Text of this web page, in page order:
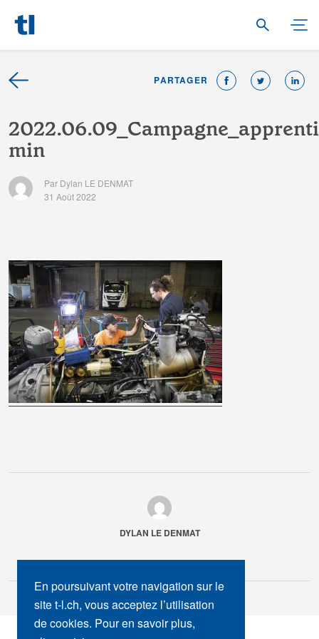
PARTAGER
2022.06.09 Campagne apprenti
min
Par Dylan LE DENMAT
31 Août 2022
DYLAN LE DENMAT
En poursuivant votre navigation sur le
site t-l.ch, vous acceptez l’utilisation
de cookies. Pour en savoir plus,